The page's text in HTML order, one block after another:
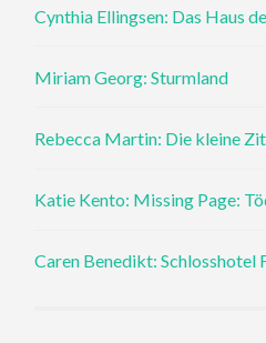
Cynthia Ellingsen: Das Haus
Miriam Georg: Sturmland
Rebecca Martin: Die kleine
Katie Kento: Missing Page:
Caren Benedikt: Schlosshotel